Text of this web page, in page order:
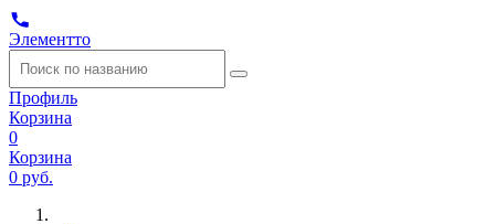
Элементто
Профиль
Корзина
0
Корзина
0 руб.